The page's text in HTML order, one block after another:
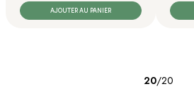
AJOUTER AU PANIER
20/20